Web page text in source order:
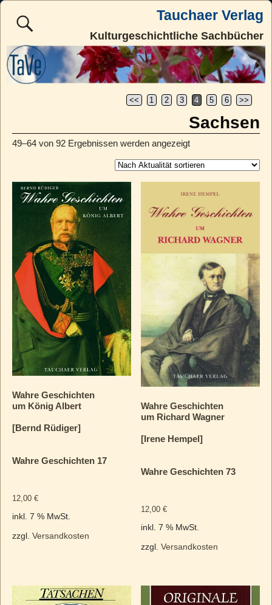
Tauchaer Verlag
Kulturgeschichtliche Sachbücher
<< 1 2 3 4 5 6 >>
Sachsen
49–64 von 92 Ergebnissen werden angezeigt
Wahre Geschichten
um König Albert
[Bernd Rüdiger]
Wahre Geschichten 17
12,00 €
inkl. 7 % MwSt.
zzgl. Versandkosten
Wahre Geschichten
um Richard Wagner
[Irene Hempel]
Wahre Geschichten 73
12,00€
inkl. 7 % MwSt.
zzgl.Versandkosten